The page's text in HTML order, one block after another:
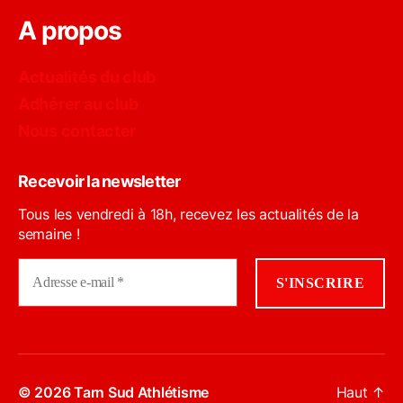
A propos
Recevoir la newsletter
Tous les vendredi à 18h, recevez les actualités de la
semaine !
© 2026Tarn Sud Athlétisme Haut ↑